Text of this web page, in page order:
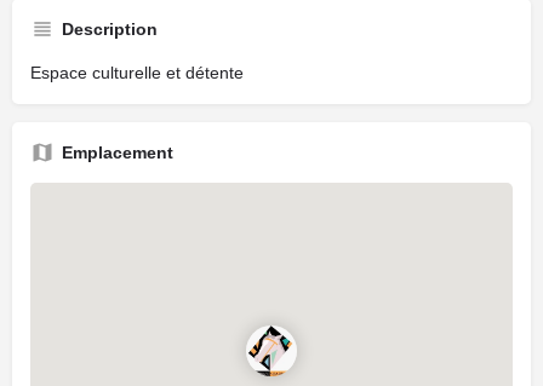
Description
Espace culturelle et détente
Emplacement